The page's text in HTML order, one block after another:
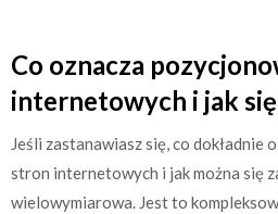
Co oznacza
internetowych i jak
Jeśli zastanawiasz się, co dokładnie
stron internetowych i jak można się
wielowymiarowa. Jest to